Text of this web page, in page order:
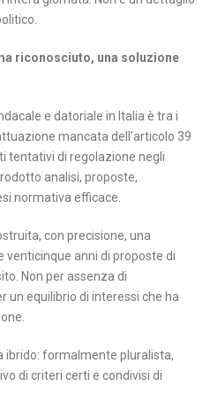
riconosciuto, una soluzione
e datoriale in Italia è tra i
mancata dell’articolo 39
tentativi di regolazione negli
analisi, proposte,
normativa efficace.
con precisione, una
anni di proposte di
Non per assenza di
un equilibrio di interessi che ha
ibrido: formalmente pluralista,
di criteri certi e condivisi di